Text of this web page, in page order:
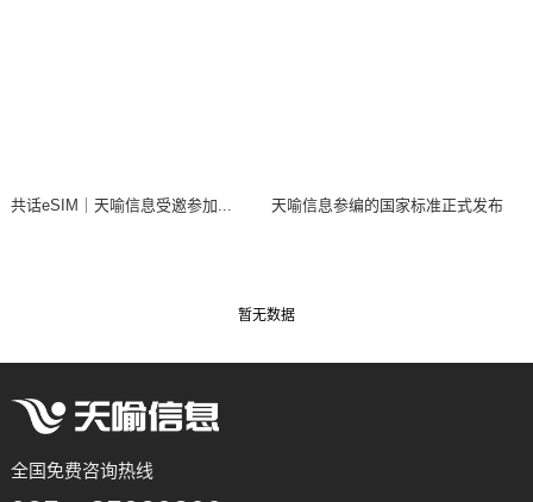
共话eSIM｜天喻信息受邀参加... 天喻信息参编的国家标准正式发布
暂无数据
全国免费咨询热线